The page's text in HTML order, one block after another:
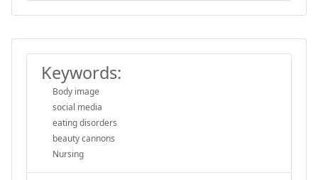
Keywords:
Body image
social media
eating disorders
beauty cannons
Nursing